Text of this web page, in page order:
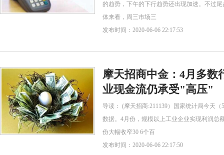
的趋势，下午的下行趋势还出现加速。不过
体来看，周三市场三
发布时间：2020-06-06 22:17:53
摩天招商中金：4月多数
业现金流仍承受"高压"
导读： (摩天招商:211139）国家统计局今天
数据。4月份，规模以上工业企业实现利润总
份大幅收窄30 6个百
发布时间：2020-06-06 22:17:50